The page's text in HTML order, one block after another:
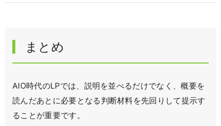
まとめ
AIO時代のLPでは、説明を並べるだけでなく、概要を
読んだあとに必要となる判断材料を先回りして提示す
ることが重要です。